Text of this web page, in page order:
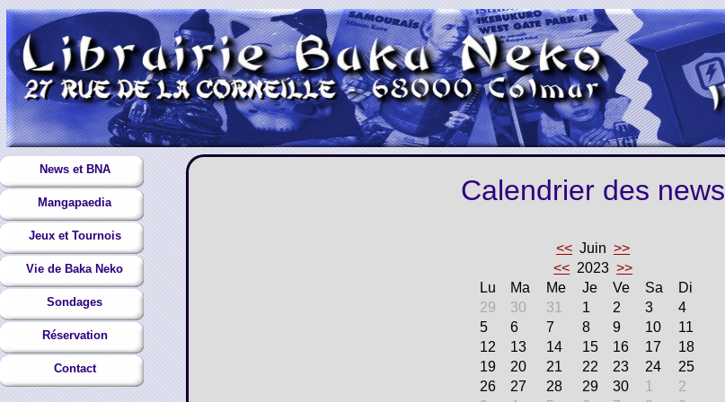
News et BNA
Mangapaedia
Jeux et Tournois
Vie de Baka Neko
Sondages
Réservation
Contact
Calendrier des news
<< Juin>>
<< 2023>>
Lu
Ma Me Je Ve Sa
Di
29
30 31 1 2 3
4
5
6 7 8 9 10
11
12
13 14 15 16 17
18
19
20 21 22 23 24
25
26
27 28 29 30 1
2